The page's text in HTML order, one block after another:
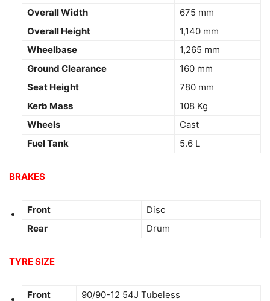
Overall Width
675 mm
Overall Height
1,140 mm
Wheelbase
1,265 mm
Ground Clearance
160 mm
Seat Height
780 mm
Kerb Mass
108 Kg
Wheels
Cast
Fuel Tank
5.6 L
BRAKES
Front
Disc
Rear
Drum
TYRE SIZE
Front
90/90-12 54J Tubeless